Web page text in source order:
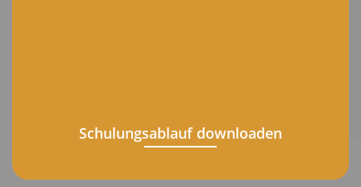
Schulungsablauf downloaden